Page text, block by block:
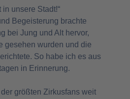
in unsere Stadt!“
Begeisterung brachte
bei Jung und Alt hervor,
gesehen wurden und die
So habe ich es aus
in Erinnerung.
größten Zirkusfans weit